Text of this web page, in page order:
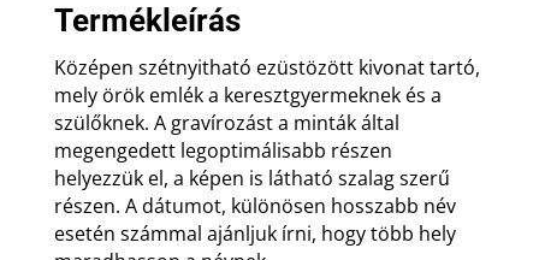
Termékleírás
Középen szétnyitható ezüstözött kivonat tartó,
mely örök emlék a keresztgyermeknek és a
szülőknek. A gravírozást a minták által
megengedett legoptimálisabb részen
helyezzük el, a képen is látható szalag szerű
részen. A dátumot, különösen hosszabb név
esetén számmal ajánljuk írni, hogy több hely